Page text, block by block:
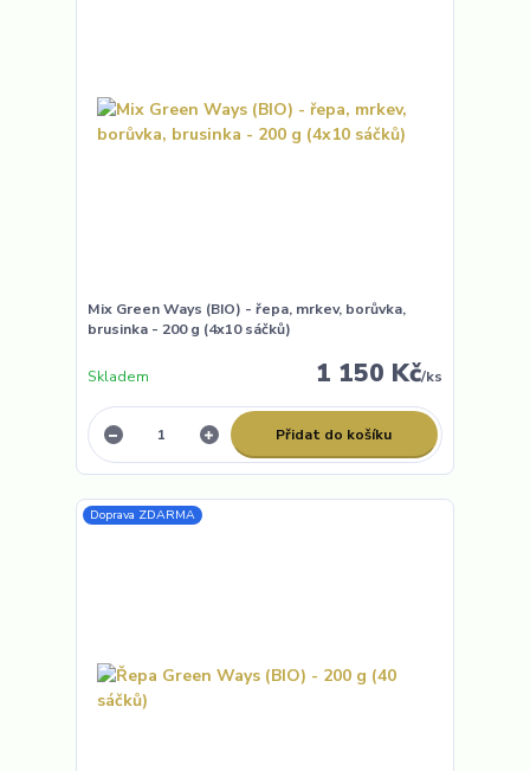
Mix Green Ways (BIO) - řepa, mrkev, borůvka,
brusinka - 200 g (4x10 sáčků)
1 150 Kč/ks
Skladem
Přidat do košíku
Doprava ZDARMA